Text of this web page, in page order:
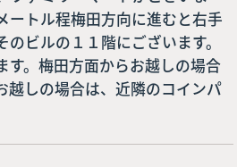
ートル程梅田方向に進むと右手
ビルの１１階にございます。
す。梅田方面からお越しの場合
越しの場合は、近隣のコインパ